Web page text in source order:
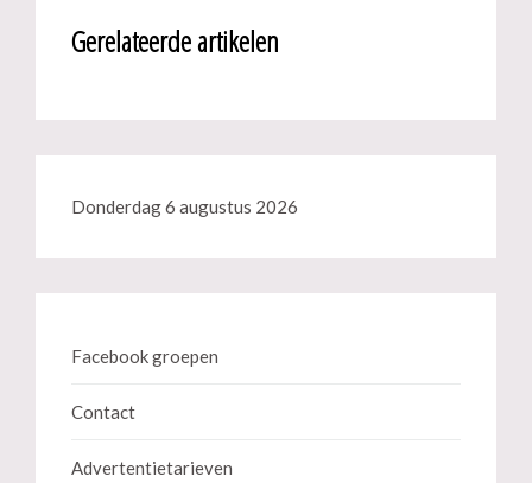
Gerelateerde artikelen
Donderdag 6 augustus 2026
Facebook groepen
Contact
Advertentietarieven